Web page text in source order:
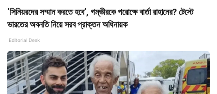
‘সিনিয়রদের সম্মান করতে হবে’, গম্ভীরকে পরোক্ষে বার্তা রাহানের? টেস্টে
ভারতের অবনতি নিয়ে সরব প্রাক্তন অধিনায়ক
Editorial Desk